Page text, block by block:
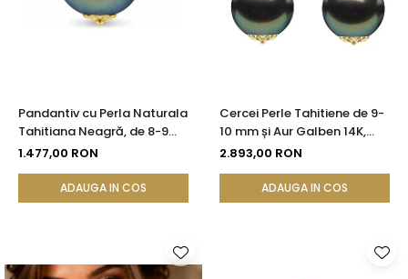
Pandantiv cu Perla Naturala
Tahitiana Neagră, de 8-9
mm si Aur de 14k
1.477,00 RON
ADAUGA IN COS
Cercei Perle Tahitiene de 9-
10 mm și Aur Galben 14K,
Forma Rotundă |
2.893,00 RON
ADAUGA IN COS